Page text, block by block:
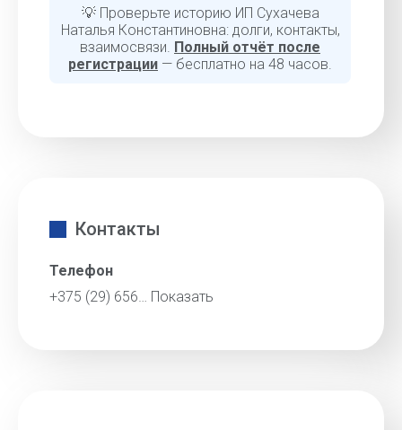
💡 Проверьте историю ИП Сухачева
Наталья Константиновна: долги, контакты,
взаимосвязи. Полный отчёт после
регистрации — бесплатно на 48 часов.
Контакты
Телефон
+375 (29) 656… Показать